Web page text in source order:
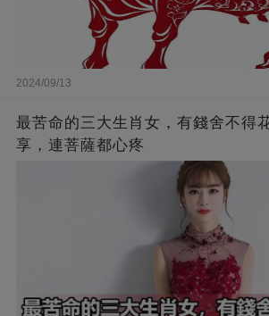
2024/09/13
最苦命的三大生肖女，有錢舍不得
享，連菩薩都心疼